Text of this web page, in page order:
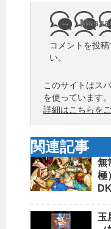
コメントを投
い。
このサイトはス
を使っています。
詳細はこちらを
関連記事
無
極
玉